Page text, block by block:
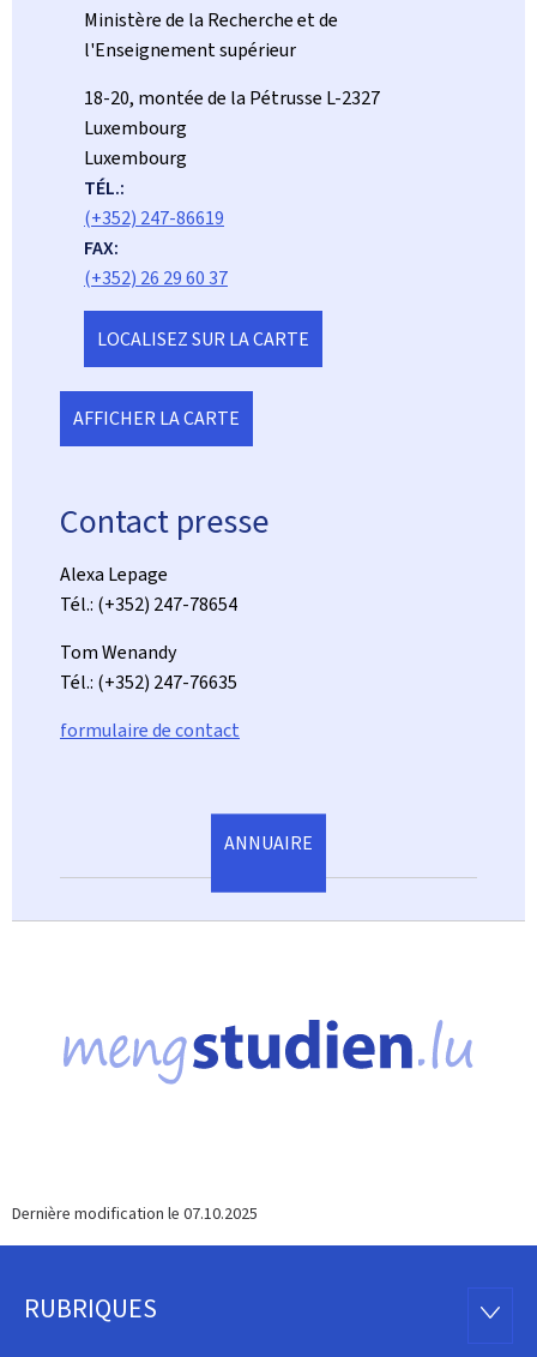
Ministère de la Recherche et de
l'Enseignement supérieur
ADRESSE
:
18-20, montée de la Pétrusse L-2327
Luxembourg
Luxembourg
TÉL.:
(+352) 247-86619
FAX:
(+352) 26 29 60 37
LOCALISEZ SUR LA CARTE
AFFICHER LA CARTE
Contact presse
Alexa Lepage
Tél.: (+352) 247-78654
Tom Wenandy
Tél.: (+352) 247-76635
formulaire de contact
ANNUAIRE
Dernière modification le 07.10.2025
Pied
RUBRIQUES